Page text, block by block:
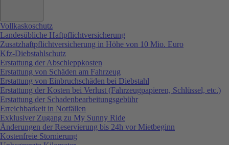
Vollkaskoschutz
Landesübliche Haftpflichtversicherung
Zusatzhaftpflichtversicherung in Höhe von 10 Mio. Euro
Kfz-Diebstahlschutz
Erstattung der Abschleppkosten
Erstattung von Schäden am Fahrzeug
Erstattung von Einbruchschäden bei Diebstahl
Erstattung der Kosten bei Verlust (Fahrzeugpapieren, Schlüssel, etc.)
Erstattung der Schadenbearbeitungsgebühr
Erreichbarkeit in Notfällen
Exklusiver Zugang zu My Sunny Ride
Änderungen der Reservierung bis 24h vor Mietbeginn
Kostenfreie Stornierung